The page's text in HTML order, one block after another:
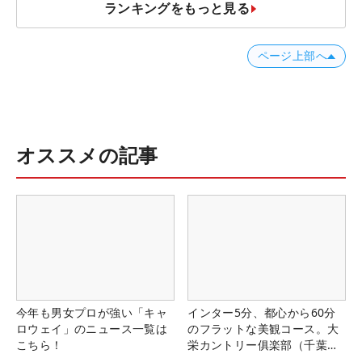
ランキングをもっと見る
ページ上部へ
オススメの記事
今年も男女プロが強い「キャ
ロウェイ」のニュース一覧は
こちら！
インター5分、都心から60分
のフラットな美観コース。大
栄カントリー俱楽部（千葉